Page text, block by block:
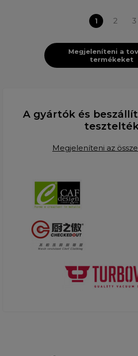
1 2 3
Megjeleníteni a
termékeket
A gyártók és
Megjeleníteni az